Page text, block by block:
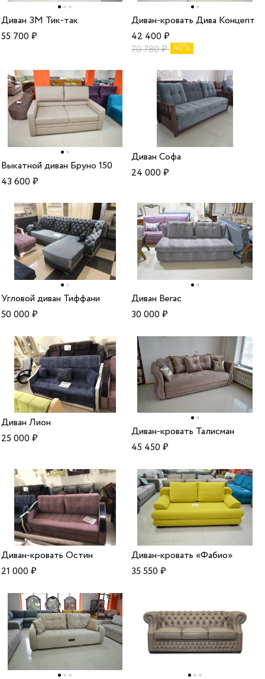
Диван ЗМ Тик-так
55 700₽
Диван-кровать Дива Концепт
42 400₽
70 780₽ 40%
Выкатной диван Бруно 150
43 600₽
Диван Софа
24 000₽
Угловой диван Тиффани
50 000₽
Диван Вегас
30 000₽
Диван Лион
25 000₽
Диван-кровать Талисман
45 450₽
Диван-кровать Остин
21 000₽
Диван-кровать «Фабио»
35 550₽